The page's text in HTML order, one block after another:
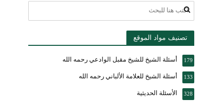
تصنيف مواد الموقع
أسئلة الشيخ للشيخ مقبل الوادعي رحمه الله 179
أسئلة الشيخ للعلامة الألباني رحمه الله 133
الأسئلة الحديثية 328